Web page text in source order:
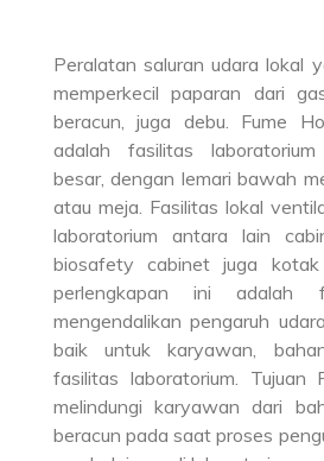
Peralatan saluran udara lokal
memperkecil paparan dari
beracun, juga debu. Fume
adalah fasilitas
besar, dengan lemari bawah
atau meja. Fasilitas lokal
laboratorium antara lain
biosafety cabinet juga kotak
perlengkapan ini adalah
mengendalikan pengaruh
baik untuk karyawan,
fasilitas laboratorium. Tujuan
melindungi karyawan dari
beracun pada saat proses